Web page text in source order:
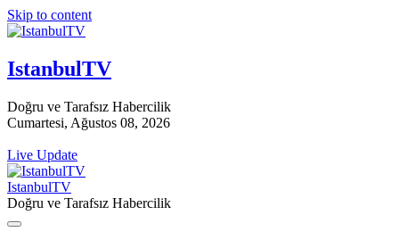
Skip to content
IstanbulTV
Doğru ve Tarafsız Habercilik
Cumartesi, Ağustos 08, 2026
Live Update
IstanbulTV
Doğru ve Tarafsız Habercilik